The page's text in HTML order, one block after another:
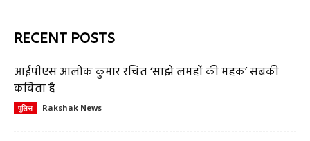
RECENT POSTS
आईपीएस आलोक कुमार रचित ‘साझे लमहों की महक’ सबकी
कविता है
पुलिस Rakshak News